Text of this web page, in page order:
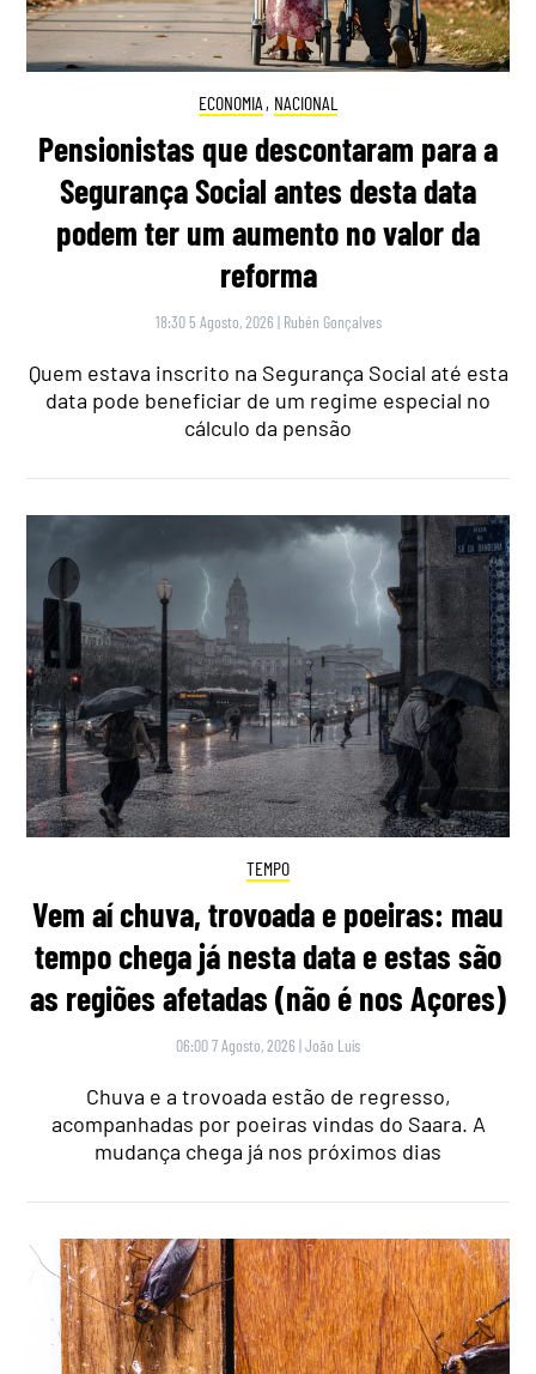
ECONOMIA , NACIONAL
Pensionistas que descontaram para a
Segurança Social antes desta data
podem ter um aumento no valor da
reforma
18:30 5 Agosto, 2026 | Rubén Gonçalves
Quem estava inscrito na Segurança Social até esta
data pode beneficiar de um regime especial no
cálculo da pensão
TEMPO
Vem aí chuva, trovoada e poeiras: mau
tempo chega já nesta data e estas são
as regiões afetadas (não é nos Açores)
06:00 7 Agosto, 2026 |João Luís
Chuva e a trovoada estão de regresso,
acompanhadas por poeiras vindas do Saara. A
mudança chega já nos próximos dias